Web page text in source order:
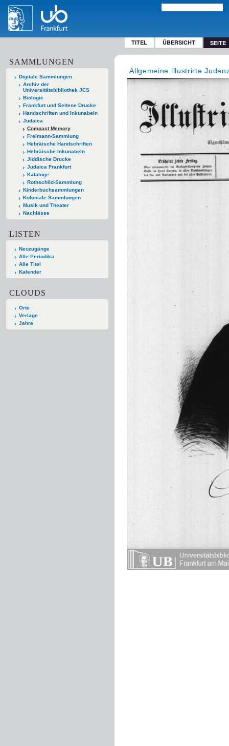
TITEL ÜBERSICHT SEITE
SAMMLUNGEN
Digitale Sammlungen
Archiv der
Universitätsbibliothek JCS
Biologie
Frankfurt und Seltene Drucke
Handschriften und Inkunabeln
Judaica
Compact Memory
Freimann-Sammlung
Hebräische Handschriften
Hebräische Inkunabeln
Jiddische Drucke
Judaica Frankfurt
Kataloge
Rothschild-Sammlung
Kinderbuchsammlungen
Koloniale Sammlungen
Musik und Theater
Nachlässe
LISTEN
Neuzugänge
Alle Periodika
Alle Titel
Kalender
CLOUDS
Orte
Verlage
Jahre
Allgemeine illustrirte